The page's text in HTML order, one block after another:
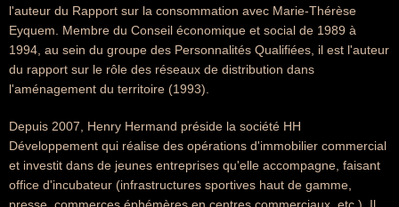
l'auteur du Rapport sur la consommation avec Marie-Thérèse
Eyquem. Membre du Conseil économique et social de 1989 à
1994, au sein du groupe des Personnalités Qualifiées, il est l'auteur
du rapport sur le rôle des réseaux de distribution dans
l'aménagement du territoire (1993).
Depuis 2007, Henry Hermand préside la société HH
Développement qui réalise des opérations d'immobilier commercial
et investit dans de jeunes entreprises qu'elle accompagne, faisant
office d'incubateur (infrastructures sportives haut de gamme,